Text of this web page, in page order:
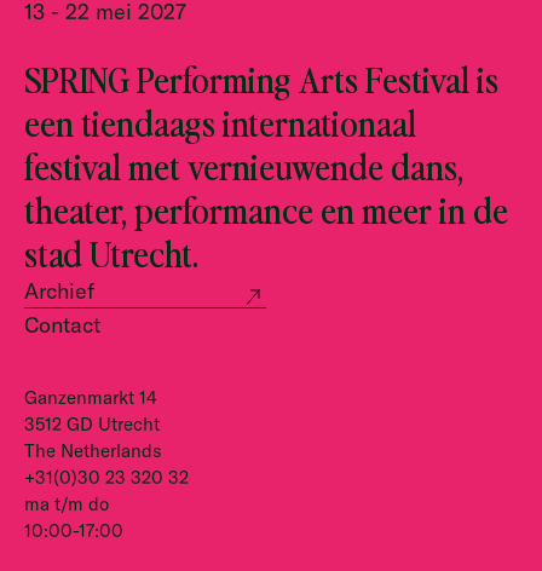
13 - 22 mei 2027
SPRING Performing Arts Festival is
een tiendaags internationaal
festival met vernieuwende dans,
theater, performance en meer in de
stad Utrecht.
Archief
Contact
Ganzenmarkt 14
3512 GD Utrecht
The Netherlands
+31(0)30 23 320 32
ma t/m do
10:00-17:00